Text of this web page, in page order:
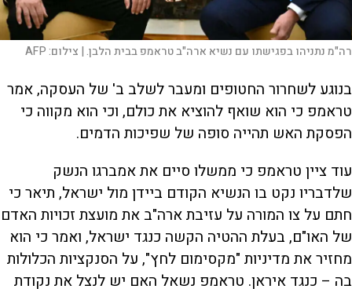
רה"מ נתניהו בפגישתו עם נשיא ארה"ב טראמפ בבית הלבן. | צילום:AFP
בנוגע לשחרור החטופים ומעבר לשלב ב' של העסקה, אמר
טראמפ כי הוא שואף להוציא את כולם, וכי הוא מקווה כי
הפסקת האש תהייה סופה של שפיכות הדמים.
עוד ציין טראמפ כי ממשלו סיים את אמברגו הנשק
שלדבריו נקט בו הנשיא הקודם ביידן מול ישראל, תיאר כי
חתם על צו המורה על עזיבת ארה"ב את מועצת זכויות האדם
של האו"ם, בעלת ההטיה הקשה כנגד ישראל, ואמר כי הוא
מחזיר את מדיניות "מקסימום לחץ", על הסנקציות הכלולות
בה – כנגד איראן. טראמפ נשאל האם יש לנצל את נקודת